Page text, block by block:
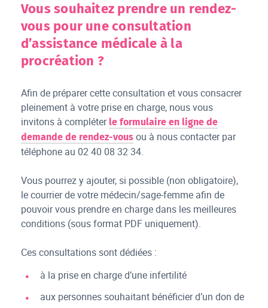
Vous souhaitez prendre un rendez-
vous pour une consultation
d’assistance médicale à la
procréation ?
Afin de préparer cette consultation et vous consacrer
pleinement à votre prise en charge, nous vous
invitons à compléter le formulaire en ligne de
demande de rendez-vous ou à nous contacter par
téléphone au 02 40 08 32 34.
Vous pourrez y ajouter, si possible (non obligatoire),
le courrier de votre médecin/sage-femme afin de
pouvoir vous prendre en charge dans les meilleures
conditions (sous format PDF uniquement).
Ces consultations sont dédiées :
à la prise en charge d’une infertilité
aux personnes souhaitant bénéficier d’un don de